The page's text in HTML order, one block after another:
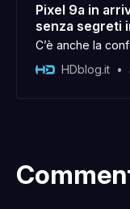
Pixel 9a in
senza segreti
C’è anche la
HDblog.it